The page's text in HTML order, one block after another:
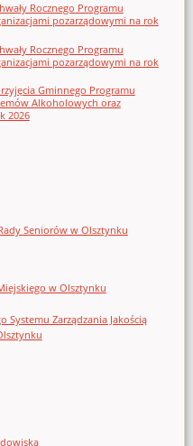
Rocznego Programu
pozarządowymi na rok
Rocznego Programu
pozarządowymi na rok
Gminnego Programu
Alkoholowych oraz
2026
Seniorów w Olsztynku
w Olsztynku
Zarządzania Jakością